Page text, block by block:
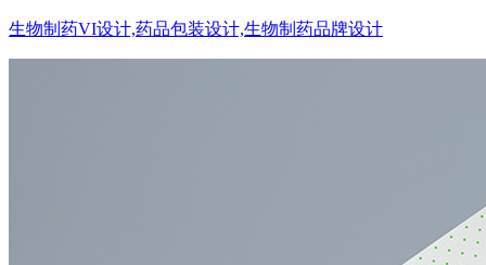
生物制药VI设计,药品包装设计,生物制药品牌设计